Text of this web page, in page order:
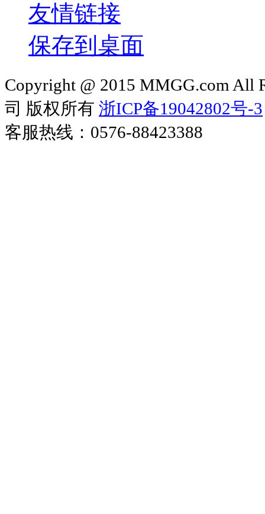
友情链接
保存到桌面
Copyright @ 2015 MMGG.com All
司 版权所有 浙ICP备19042802号-3
客服热线：0576-88423388